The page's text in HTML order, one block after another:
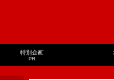
特別企画
PR